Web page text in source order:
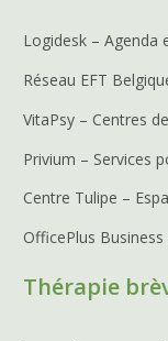
Logidesk – Agenda
Réseau EFT
VitaPsy – Centres
Privium – Services
Centre Tulipe –
OfficePlus Business
Thérapie